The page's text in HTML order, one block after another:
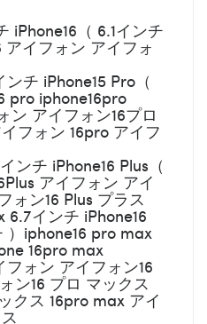
iPhone16（ 6.1インチ
アイフォン アイフォ
ンチ iPhone15 Pro（
pro iphone16pro
ン アイフォン16プロ
フォン 16pro アイフ
ンチ iPhone16 Plus（
アイフォン アイ
ォン16 Plus プラス
6.7インチ iPhone16
iphone16 pro max
16pro max
ォン アイフォン16
ン16 プロ マックス
クス 16pro max アイ